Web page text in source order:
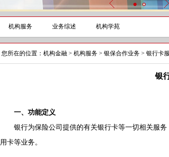
机构服务 业务综述 机构学苑
您所在的位置： 机构金融 > 机构服务 > 银保合作业务 > 银行卡
银
一、功能定义
银行为保险公司提供的有关银行卡等一切相关服务
用卡等业务。